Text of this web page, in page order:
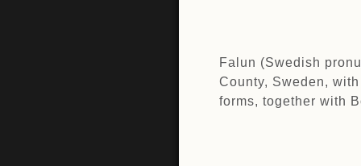
Falun (Swedish
County, Sweden,
forms, together with